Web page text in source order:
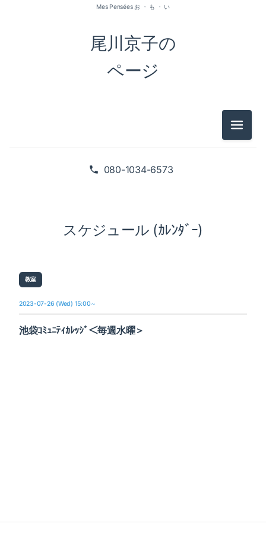
080-1034-6573
尾川京子の
ページ
Mes Pensées お ・ も ・ い
メニュ
スケジュール (ｶﾚﾝﾀﾞｰ)
教室
2023-07-26 (Wed) 15:00～
池袋ｺﾐｭﾆﾃｨｶﾚｯｼﾞ＜毎週水曜＞